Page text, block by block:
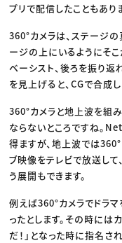
プリで配信したこともあり
360°カメラは、ステージ
ージの上にいるようにそ
ベーシスト、後ろを振り返
を見上げると、CGで合成
360°カメラと地上波を組
ならないところですね。
得ますが、地上波では
ブ映像をテレビで放送し
う展開もできます。
例えば360°カメラでドラ
ったとします。その時に
だ！」となった時に指名さ